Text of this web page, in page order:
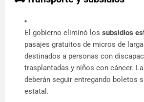
El gobierno eliminó los subsidios
pasajes gratuitos de micros de
destinados a personas con
trasplantadas y niños con cáncer.
deberán seguir entregando boletos
estatal.